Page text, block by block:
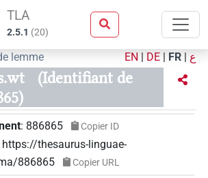
TLA
2.5.1 (20)
lemme EN | DE | FR | ع
(Identifiant de
: 886865 Copier ID
https://thesaurus-linguae-
886865
Copier URL